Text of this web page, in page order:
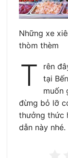
Những xe
thòm thèm
T
rên
tại
muốn
đừng bỏ lỡ
thưởng thức
dẫn này nhé.